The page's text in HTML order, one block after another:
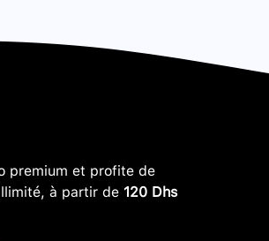
premium et profite de
à partir de 120 Dhs